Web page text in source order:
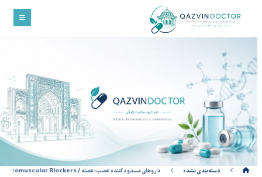
دسته‌بندی نشده داروهای مسدود کننده عصب-عضله / Neuromuscular Blockers